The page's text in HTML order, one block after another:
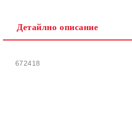
Детайлно описание
672418